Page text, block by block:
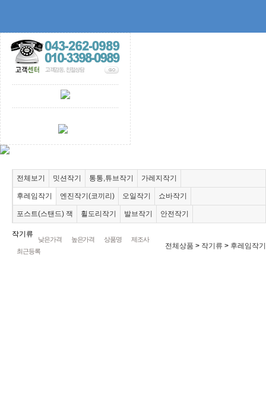
전체보기 밋션작기 통통,튜브작기 가레지작기
후레임작기 엔진작기(코끼리) 오일작기 쇼바작기
포스트(스탠드) 잭 휠도리작기 발브작기 안전작기
작기류
전체상품 > 작기류 > 후레임작기
낮은가격 높은가격 상품명
제조사
최근등록